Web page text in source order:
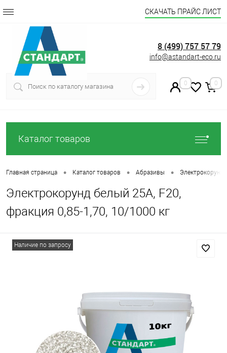
СКАЧАТЬ ПРАЙС ЛИСТ
8 (499) 757 57 79
info@astandart-eco.ru
0 0
Каталог товаров
Главная страница • Каталог товаров • Абразивы • Электрокорунд
Электрокорунд белый 25А, F20,
фракция 0,85-1,70, 10/1000 кг
Наличие по запросу